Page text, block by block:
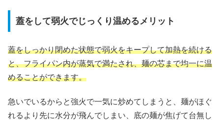
蓋をして弱火でじっくり温めるメリット
蓋をしっかり閉めた状態で弱火をキープして加熱を続ける
と、フライパン内が蒸気で満たされ、麺の芯まで均一に温
めることができます。
急いでいるからと強火で一気に炒めてしまうと、麺がほぐ
れるより先に水分が飛んでしまい、底の麺が焦げて台無し